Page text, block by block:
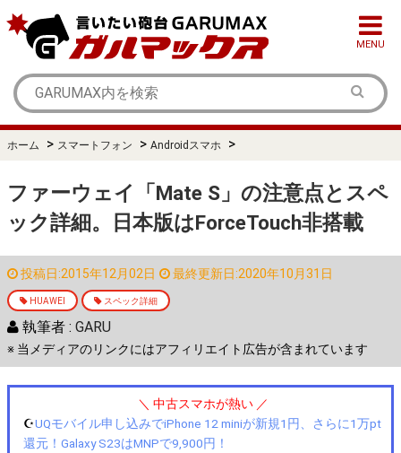
MENU
ホーム > スマートフォン > Androidスマホ >
ファーウェイ「Mate S」の注意点とスペ
ック詳細。日本版はForceTouch非搭載
投稿日:2015年12月02日 最終更新日:2020年10月31日
HUAWEI スペック詳細
執筆者 : GARU
※ 当メディアのリンクにはアフィリエイト広告が含まれています
＼ 中古スマホが熱い ／
☪️UQモバイル申し込みでiPhone 12 miniが新規1円、さらに1万pt
還元！Galaxy S23はMNPで9,900円！